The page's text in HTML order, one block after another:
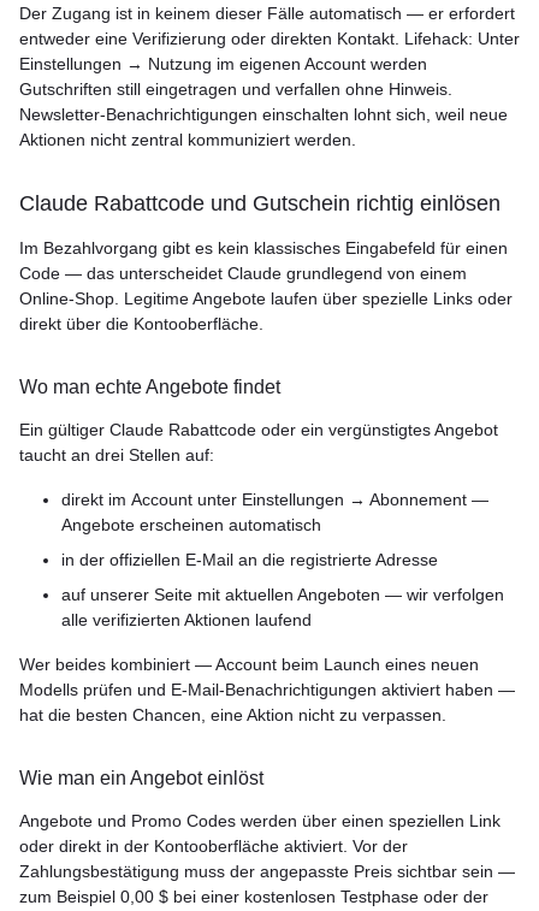
Der Zugang ist in keinem dieser Fälle automatisch — er erfordert
entweder eine Verifizierung oder direkten Kontakt. Lifehack: Unter
Einstellungen → Nutzung im eigenen Account werden
Gutschriften still eingetragen und verfallen ohne Hinweis.
Newsletter-Benachrichtigungen einschalten lohnt sich, weil neue
Aktionen nicht zentral kommuniziert werden.
Claude Rabattcode und Gutschein richtig einlösen
Im Bezahlvorgang gibt es kein klassisches Eingabefeld für einen
Code — das unterscheidet Claude grundlegend von einem
Online-Shop. Legitime Angebote laufen über spezielle Links oder
direkt über die Kontooberfläche.
Wo man echte Angebote findet
Ein gültiger Claude Rabattcode oder ein vergünstigtes Angebot
taucht an drei Stellen auf:
direkt im Account unter Einstellungen → Abonnement —
Angebote erscheinen automatisch
in der offiziellen E-Mail an die registrierte Adresse
auf unserer Seite mit aktuellen Angeboten — wir verfolgen
alle verifizierten Aktionen laufend
Wer beides kombiniert — Account beim Launch eines neuen
Modells prüfen und E-Mail-Benachrichtigungen aktiviert haben —
hat die besten Chancen, eine Aktion nicht zu verpassen.
Wie man ein Angebot einlöst
Angebote und Promo Codes werden über einen speziellen Link
oder direkt in der Kontooberfläche aktiviert. Vor der
Zahlungsbestätigung muss der angepasste Preis sichtbar sein —
zum Beispiel 0,00 $ bei einer kostenlosen Testphase oder der